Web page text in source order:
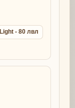
- 80 лвл